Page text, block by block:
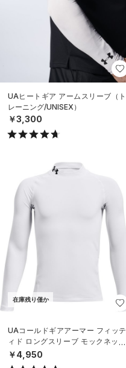
UAヒートギア アームスリーブ（ト
レーニング/UNISEX）
￥3,300
在庫残り僅か
UAコールドギアアーマー フィッテ
ィド ロングスリーブ モックネック
シャツ（トレーニング/BOYS）
￥4,950